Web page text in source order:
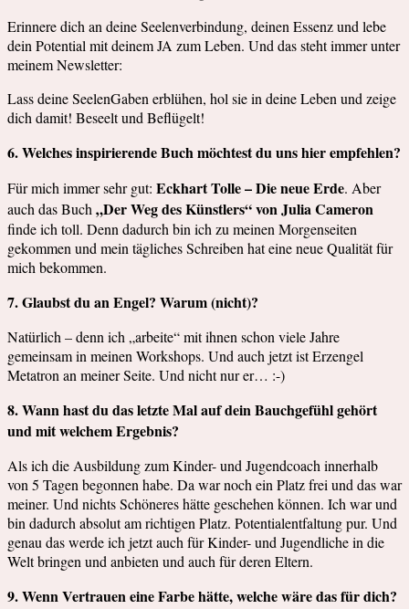
Erinnere dich an deine Seelenverbindung, deinen Essenz und lebe
dein Potential mit deinem JA zum Leben. Und das steht immer unter
meinem Newsletter:
Lass deine SeelenGaben erblühen, hol sie in deine Leben und zeige
dich damit! Beseelt und Beflügelt!
6. Welches inspirierende Buch möchtest du uns hier empfehlen?
Für mich immer sehr gut: Eckhart Tolle – Die neue Erde. Aber
auch das Buch„Der Weg des Künstlers“ von Julia Cameron
finde ich toll. Denn dadurch bin ich zu meinen Morgenseiten
gekommen und mein tägliches Schreiben hat eine neue Qualität für
mich bekommen.
7. Glaubst du an Engel? Warum (nicht)?
Natürlich – denn ich „arbeite“ mit ihnen schon viele Jahre
gemeinsam in meinen Workshops. Und auch jetzt ist Erzengel
Metatron an meiner Seite. Und nicht nur er… :-)
8. Wann hast du das letzte Mal auf dein Bauchgefühl gehört
und mit welchem Ergebnis?
Als ich die Ausbildung zum Kinder- und Jugendcoach innerhalb
von 5 Tagen begonnen habe. Da war noch ein Platz frei und das war
meiner. Und nichts Schöneres hätte geschehen können. Ich war und
bin dadurch absolut am richtigen Platz. Potentialentfaltung pur. Und
genau das werde ich jetzt auch für Kinder- und Jugendliche in die
Welt bringen und anbieten und auch für deren Eltern.
9. Wenn Vertrauen eine Farbe hätte, welche wäre das für dich?